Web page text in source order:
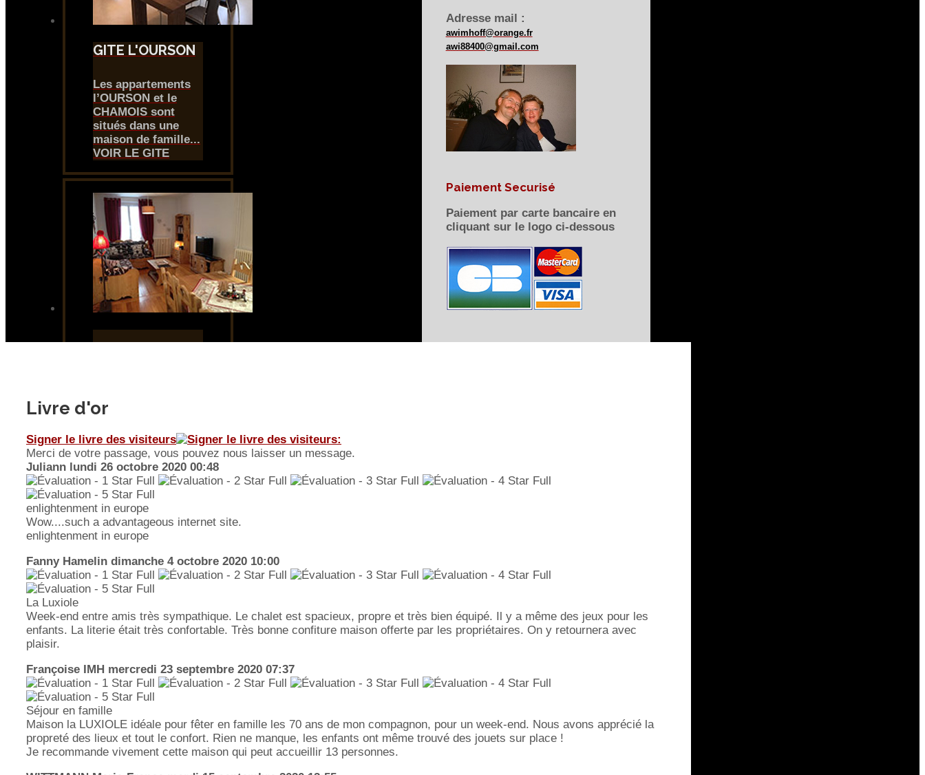
Adresse mail :
awimhoff@orange.fr
awi88400@gmail.com
Paiement Securisé
Paiement par carte bancaire en
cliquant sur le logo ci-dessous
Livre d'or
Signer le livre des visiteurs
Merci de votre passage, vous pouvez nous laisser un message.
Juliann lundi 26 octobre 2020 00:48
enlightenment in europe
Wow....such a advantageous internet site.
enlightenment in europe
Fanny Hamelin dimanche 4 octobre 2020 10:00
La Luxiole
Week-end entre amis très sympathique. Le chalet est spacieux, propre et très bien équipé. Il y a même des jeux pour les
enfants. La literie était très confortable. Très bonne confiture maison offerte par les propriétaires. On y retournera avec
plaisir.
Françoise IMH mercredi 23 septembre 2020 07:37
Séjour en famille
Maison la LUXIOLE idéale pour fêter en famille les 70 ans de mon compagnon, pour un week-end. Nous avons apprécié la
propreté des lieux et tout le confort. Rien ne manque, les enfants ont même trouvé des jouets sur place !
Je recommande vivement cette maison qui peut accueillir 13 personnes.
GITE L'OURSON
Les appartements
l’OURSON et le
CHAMOIS sont
situés dans une
maison de famille...
VOIR LE GITE